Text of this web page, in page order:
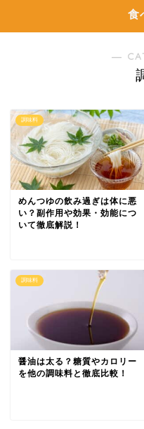
食
―
調味料
めんつゆの飲み過ぎは体に悪
い？副作用や効果・効能につ
いて徹底解説！
調味料
醤油は太る？糖質やカロリー
を他の調味料と徹底比較！